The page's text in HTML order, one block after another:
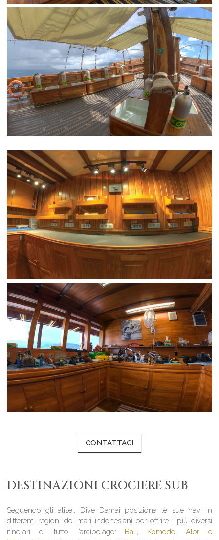
CONTATTACI
DESTINAZIONI CROCIERE SUB
Seguendo gli alisei, Dive Damai posiziona le sue navi in
differenti regioni dei mari indonesiani per offrire i più diversi
itinerari di tutto l’arcipelago: Bali, Komodo,Alor e